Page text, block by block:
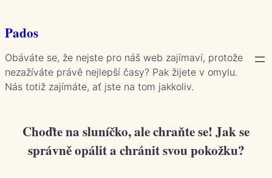
na
obsah
Pados
Obáváte se, že nejste pro náš web zajímaví, protože
nezažíváte právě nejlepší časy? Pak žijete v omylu.
Nás totiž zajímáte, ať jste na tom jakkoliv.
Choďte na sluníčko, ale chraňte se! Jak se
správně opálit a chránit svou pokožku?